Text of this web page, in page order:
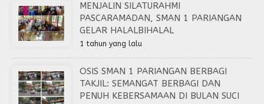
MENJALIN SILATURAHMI
PASCARAMADAN, SMAN 1 PARIANGAN
GELAR HALALBIHALAL
1 tahun yang lalu
OSIS SMAN 1 PARIANGAN BERBAGI
TAKJIL: SEMANGAT BERBAGI DAN
PENUH KEBERSAMAAN DI BULAN SUCI